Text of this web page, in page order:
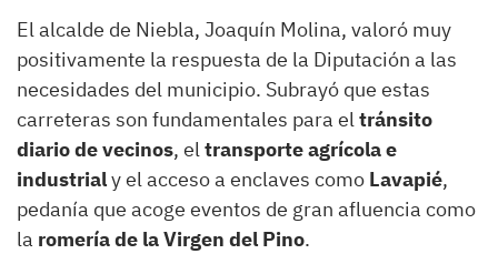
El alcalde de Niebla, Joaquín Molina, valoró muy
positivamente la respuesta de la Diputación a las
necesidades del municipio. Subrayó que estas
carreteras son fundamentales para eltránsito
diario de vecinos, eltransporte agrícola e
industrialy el acceso a enclaves como Lavapié,
pedanía que acoge eventos de gran afluencia como
la romería de la Virgen del Pino.